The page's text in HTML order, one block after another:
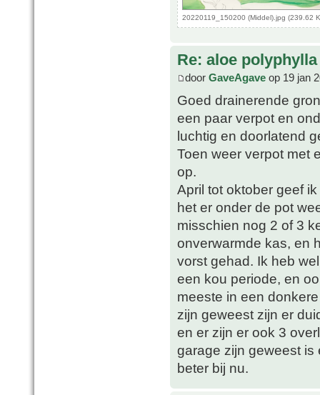
20220119_150200 (Middel).jpg (239.62
Re: aloe polyphylla
door GaveAgave op 19 jan
Goed drainerende
een paar verpot en
luchtig en doorlatend
Toen weer verpot met
op.
April tot oktober geef
het er onder de pot
misschien nog 2 of 3
onverwarmde kas, en
vorst gehad. Ik heb
een kou periode, en
meeste in een
zijn geweest zijn er
en er zijn er ook 3
garage zijn geweest
beter bij nu.